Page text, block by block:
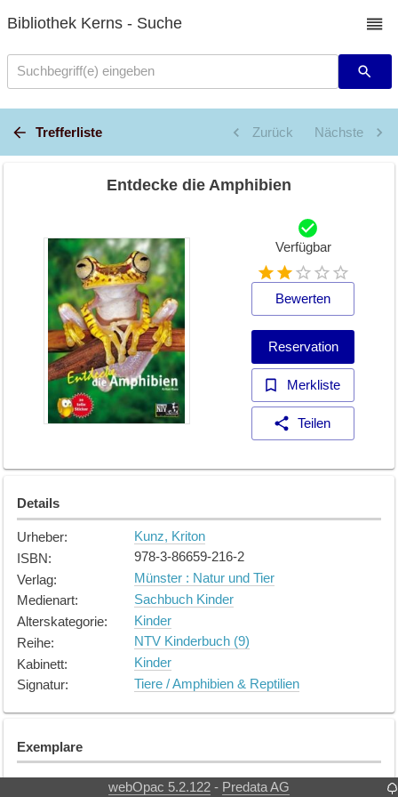
Bibliothek Kerns - Suche
Suchbegriff(e) eingeben
Trefferliste Zurück Nächste
Entdecke die Amphibien
Verfügbar
Bewerten
Reservation
Merkliste
Teilen
Details
Urheber:
Kunz, Kriton
ISBN:
978-3-86659-216-2
Verlag:
Münster : Natur und Tier
Medienart:
Sachbuch Kinder
Alterskategorie:
Kinder
Reihe:
NTV Kinderbuch (9)
Kabinett:
Kinder
Signatur: Tiere / Amphibien & Reptilien
Exemplare
Exemplar 1 webOpac 5.2.122 - Predata AG